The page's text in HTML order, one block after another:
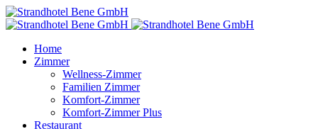
Home
Zimmer
Wellness-Zimmer
Familien Zimmer
Komfort-Zimmer
Komfort-Zimmer Plus
Restaurant